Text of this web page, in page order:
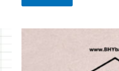
원래
현재
472,500원.